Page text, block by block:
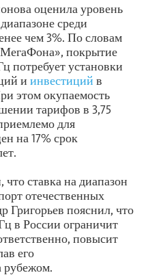
оценила уровень
среди
чем 3%. По словам
покрытие
потребует установки
и инвестиций в
этом окупаемость
тарифов в 3,75
для
на 17% срок
ставка на диапазон
отечественных
Григорьев пояснил, что
в России ограничит
повысит
его
рубежом.